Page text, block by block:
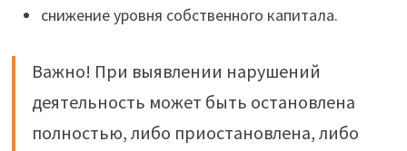
снижение уровня собственного капитала.
Важно! При выявлении нарушений
деятельность может быть остановлена
полностью, либо приостановлена, либо